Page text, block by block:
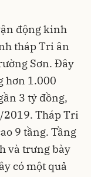
động kinh
tháp Tri ân
Sơn. Đây
hơn 1.000
3 tỷ đồng,
Tháp Tri
9 tầng. Tầng
và trưng bày
có một quả